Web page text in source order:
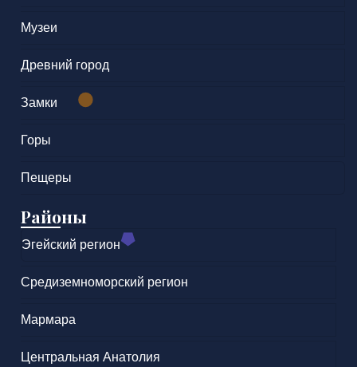
Музеи
Древний город
Замки
Горы
Пещеры
Районы
Эгейский регион
Средиземноморский регион
Мармара
Центральная Анатолия